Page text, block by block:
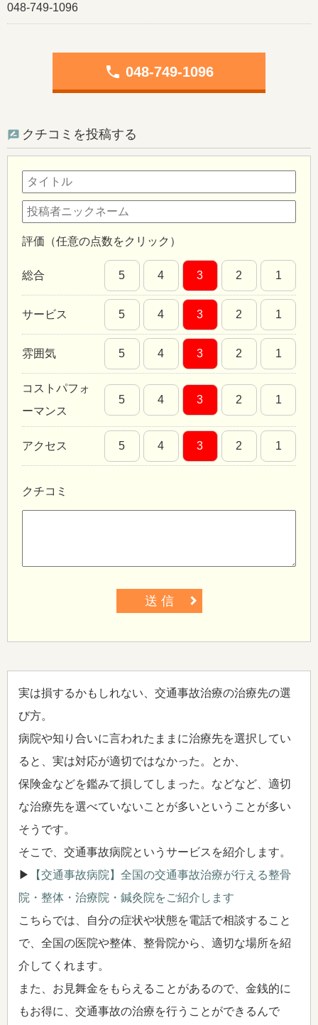
048-749-1096
phone 048-749-1096
クチコミを投稿する
評価（任意の点数をクリック）
総合 5 4 3 2 1
サービス 5 4 3 2 1
雰囲気 5 4 3 2 1
コストパフォ
ーマンス
5 4 3 2 1
アクセス 5 4 3 2 1
クチコミ
送 信
実は損するかもしれない、交通事故治療の治療先の選
び方。
病院や知り合いに言われたままに治療先を選択してい
ると、実は対応が適切ではなかった。とか、
保険金などを鑑みて損してしまった。などなど、適切
な治療先を選べていないことが多いということが多い
そうです。
そこで、交通事故病院というサービスを紹介します。
▶
【交通事故病院】全国の交通事故治療が行える整骨
院・整体・治療院・鍼灸院をご紹介します
こちらでは、自分の症状や状態を電話で相談すること
で、全国の医院や整体、整骨院から、適切な場所を紹
介してくれます。
また、お見舞金をもらえることがあるので、金銭的に
もお得に、交通事故の治療を行うことができるんで